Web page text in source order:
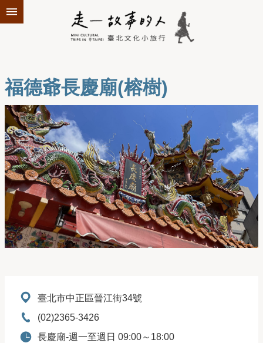
跳到主要內容區塊
福德爺長慶廟(榕樹)
地址：臺北市中正區晉江街34號
電話：(02)2365-3426
開放時間：
長慶廟-週一至週日 09:00～18:00